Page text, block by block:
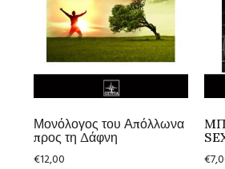
Μονόλογος του Απόλλωνα
προς τη Δάφνη
€12,00 €